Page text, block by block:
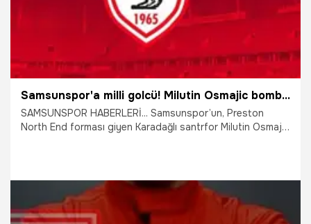
Samsunspor'a milli golcü! Milutin Osmajic bombası patladı
SAMSUNSPOR HABERLERİ... Samsunspor’un, Preston
North End forması giyen Karadağlı santrfor Milutin Osmajić